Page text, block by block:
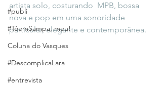
#publi
#TôemSampa, meu!
Coluna do Vasques
#DescomplicaLara
#entrevista
artista solo, costurando  MPB, bossa
nova e pop em uma sonoridade
particular, elegante e contemporânea.